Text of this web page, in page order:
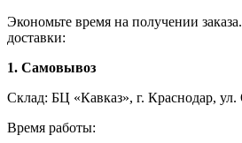
Экономьте время на получении
доставки:
1. Самовывоз
Склад: БЦ «Кавказ», г. Краснодар, ул.
Время работы: